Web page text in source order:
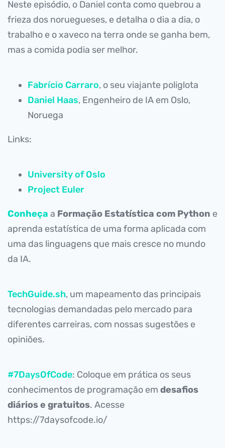
Neste episódio, o Daniel conta como quebrou a
frieza dos noruegueses, e detalha o dia a dia, o
trabalho e o xaveco na terra onde se ganha bem,
mas a comida podia ser melhor.
Fabrício Carraro, o seu viajante poliglota
Daniel Haas, Engenheiro de IA em Oslo,
Noruega
Links:
University of Oslo
Project Euler
Conheça a Formação Estatística com Python e
aprenda estatística de uma forma aplicada com
uma das linguagens que mais cresce no mundo
da IA.
TechGuide.sh, um mapeamento das principais
tecnologias demandadas pelo mercado para
diferentes carreiras, com nossas sugestões e
opiniões.
#7DaysOfCode: Coloque em prática os seus
conhecimentos de programação em desafios
diários e gratuitos. Acesse
https://7daysofcode.io/